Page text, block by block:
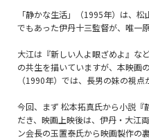
「静かな生活」（1995年）は、
でもあった伊丹十三監督が、唯一
大江は『新しい人よ眼ざめよ』な
の共生を描いていますが、本映画
（1990年）では、長男の妹の視点
今回、まず 松本拓真氏から小説『
だき、映画上映後は、伊丹・大江
ン会長の玉置泰氏から映画製作の